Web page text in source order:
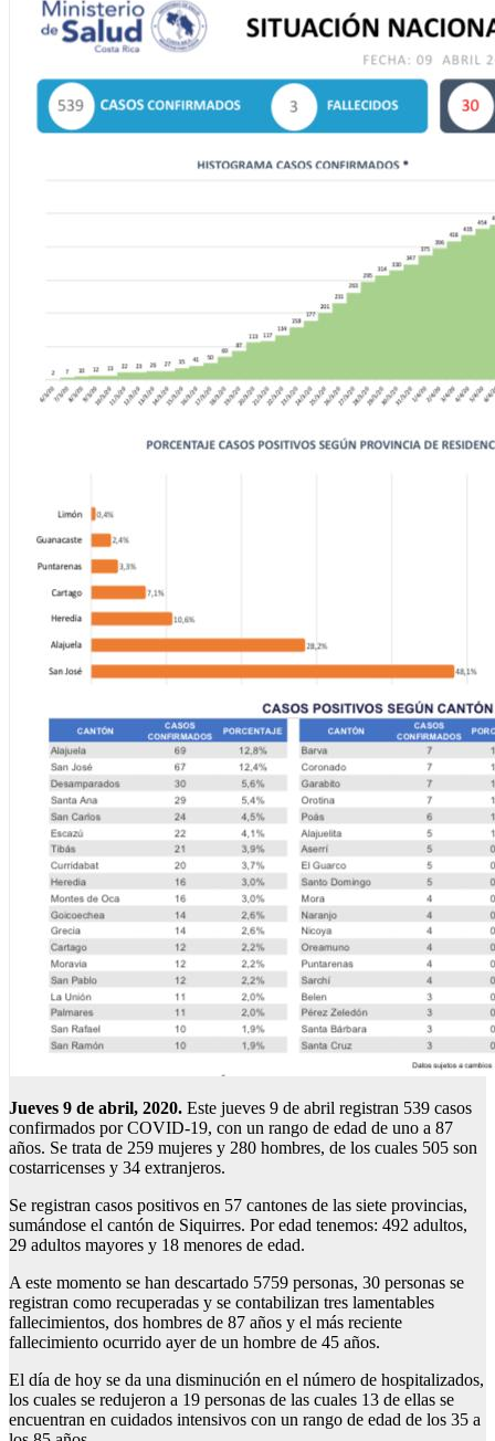
Jueves 9 de abril, 2020. Este jueves 9 de abril registran 539 casos
confirmados por COVID-19, con un rango de edad de uno a 87
años. Se trata de 259 mujeres y 280 hombres, de los cuales 505 son
costarricenses y 34 extranjeros.
Se registran casos positivos en 57 cantones de las siete provincias,
sumándose el cantón de Siquirres. Por edad tenemos: 492 adultos,
29 adultos mayores y 18 menores de edad.
A este momento se han descartado 5759 personas, 30 personas se
registran como recuperadas y se contabilizan tres lamentables
fallecimientos, dos hombres de 87 años y el más reciente
fallecimiento ocurrido ayer de un hombre de 45 años.
El día de hoy se da una disminución en el número de hospitalizados,
los cuales se redujeron a 19 personas de las cuales 13 de ellas se
encuentran en cuidados intensivos con un rango de edad de los 35 a